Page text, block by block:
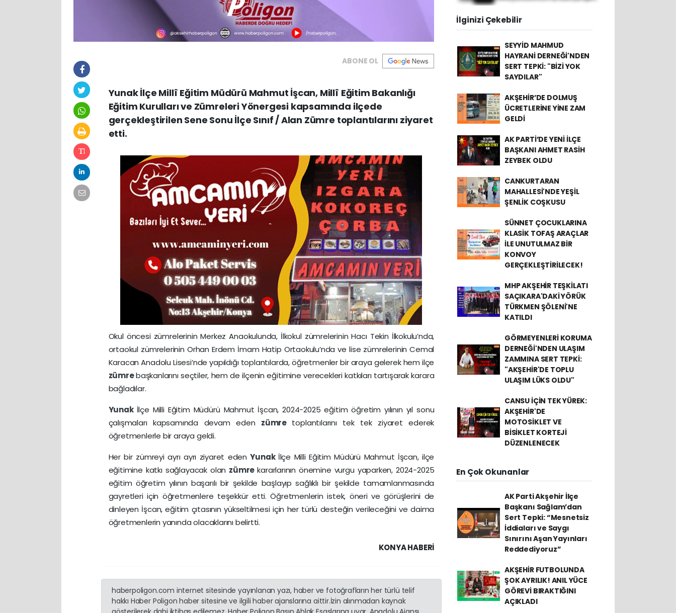
ABONE OL
Yunak İlçe Millî Eğitim Müdürü Mahmut İşcan, Millî Eğitim Bakanlığı
Eğitim Kurulları ve Zümreleri Yönergesi kapsamında ilçede
gerçekleştirilen Sene Sonu İlçe Sınıf / Alan Zümre toplantılarını ziyaret
etti.
Okul öncesi zümrelerinin Merkez Anaokulunda, İlkokul zümrelerinin Hacı Tekin İlkokulu’nda,
ortaokul zümrelerinin Orhan Erdem İmam Hatip Ortaokulu’nda ve lise zümrelerinin Cemal
Karacan Anadolu Lisesi’nde yapıldığı toplantılarda, öğretmenler bir araya gelerek hem ilçe
zümrebaşkanlarını seçtiler, hem de ilçenin eğitimine verecekleri katkıları tartışarak karara
bağladılar.
Yunak İlçe Milli Eğitim Müdürü Mahmut İşcan, 2024-2025 eğitim öğretim yılının yıl sonu
çalışmaları kapsamında devam eden zümre toplantılarını tek tek ziyaret ederek
öğretmenlerle bir araya geldi.
Her bir zümreyi ayrı ayrı ziyaret edenYunak İlçe Milli Eğitim Müdürü Mahmut İşcan, ilçe
eğitimine katkı sağlayacak olan zümrekararlarının önemine vurgu yaparken, 2024-2025
eğitim öğretim yılının başarılı bir şekilde başlayıp sağlıklı bir şekilde tamamlanmasında
gayretleri için öğretmenlere teşekkür etti. Öğretmenlerin istek, öneri ve görüşlerini de
dinleyen İşcan, eğitim çıtasının yükseltilmesi için her türlü desteğin verileceğini ve daima
öğretmenlerin yanında olacaklarını belirtti.
KONYA HABERİ
haberpoligon.com internet sitesinde yayınlanan yazı, haber ve fotoğrafların her türlü telif
hakkı Haber Poligon haber sitesine ve ilgili haber ajanslarına aittir.İzin alınmadan kaynak
İlginizi Çekebilir
SEYYİD MAHMUD
HAYRANİ DERNEĞİ'NDEN
SERT TEPKİ: "BİZİ YOK
SAYDILAR"
AKŞEHİR’DE DOLMUŞ
ÜCRETLERİNE YİNE ZAM
GELDİ
AK PARTİ’DE YENİ İLÇE
BAŞKANI AHMET RASİH
ZEYBEK OLDU
CANKURTARAN
MAHALLESİ'NDE YEŞİL
ŞENLİK COŞKUSU
SÜNNET ÇOCUKLARINA
KLASİK TOFAŞ ARAÇLAR
İLE UNUTULMAZ BİR
KONVOY
GERÇEKLEŞTİRİLECEK!
MHP AKŞEHİR TEŞKİLATI
SAÇIKARA'DAKİ YÖRÜK
TÜRKMEN ŞÖLENİ'NE
KATILDI
GÖRMEYENLERİ KORUMA
DERNEĞİ'NDEN ULAŞIM
ZAMMINA SERT TEPKİ:
"AKŞEHİR'DE TOPLU
ULAŞIM LÜKS OLDU"
CANSU İÇİN TEK YÜREK:
AKŞEHİR'DE
MOTOSİKLET VE
BİSİKLET KORTEJİ
DÜZENLENECEK
En Çok Okunanlar
AK Parti Akşehir İlçe
Başkanı Sağlam’dan
Sert Tepki: “Mesnetsiz
İddiaları ve Saygı
Sınırını Aşan Yayınları
Reddediyoruz”
AKŞEHİR FUTBOLUNDA
ŞOK AYRILIK! ANIL YÜCE
GÖREVİ BIRAKTIĞINI
AÇIKLADI